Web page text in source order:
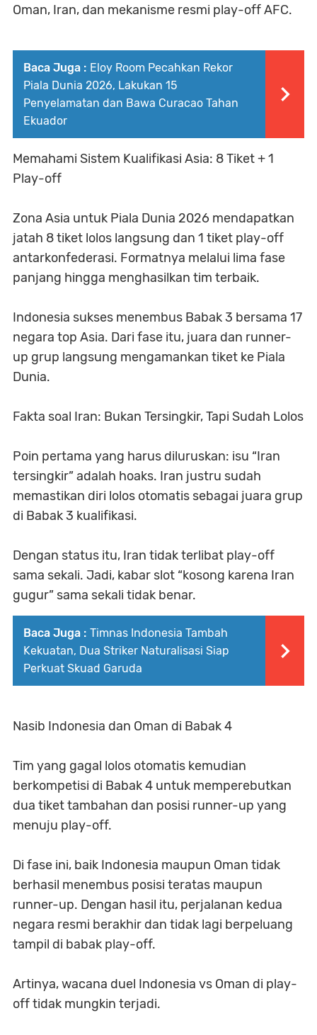
Oman, Iran, dan mekanisme resmi play-off AFC.
Baca Juga : Eloy Room Pecahkan Rekor
Piala Dunia 2026, Lakukan 15
Penyelamatan dan Bawa Curacao Tahan
Ekuador
Memahami Sistem Kualifikasi Asia: 8 Tiket + 1
Play-off
Zona Asia untuk Piala Dunia 2026 mendapatkan
jatah 8 tiket lolos langsung dan 1 tiket play-off
antarkonfederasi. Formatnya melalui lima fase
panjang hingga menghasilkan tim terbaik.
Indonesia sukses menembus Babak 3 bersama 17
negara top Asia. Dari fase itu, juara dan runner-
up grup langsung mengamankan tiket ke Piala
Dunia.
Fakta soal Iran: Bukan Tersingkir, Tapi Sudah Lolos
Poin pertama yang harus diluruskan: isu “Iran
tersingkir” adalah hoaks. Iran justru sudah
memastikan diri lolos otomatis sebagai juara grup
di Babak 3 kualifikasi.
Dengan status itu, Iran tidak terlibat play-off
sama sekali. Jadi, kabar slot “kosong karena Iran
gugur” sama sekali tidak benar.
Baca Juga : Timnas Indonesia Tambah
Kekuatan, Dua Striker Naturalisasi Siap
Perkuat Skuad Garuda
Nasib Indonesia dan Oman di Babak 4
Tim yang gagal lolos otomatis kemudian
berkompetisi di Babak 4 untuk memperebutkan
dua tiket tambahan dan posisi runner-up yang
menuju play-off.
Di fase ini, baik Indonesia maupun Oman tidak
berhasil menembus posisi teratas maupun
runner-up. Dengan hasil itu, perjalanan kedua
negara resmi berakhir dan tidak lagi berpeluang
tampil di babak play-off.
Artinya, wacana duel Indonesia vs Oman di play-
off tidak mungkin terjadi.